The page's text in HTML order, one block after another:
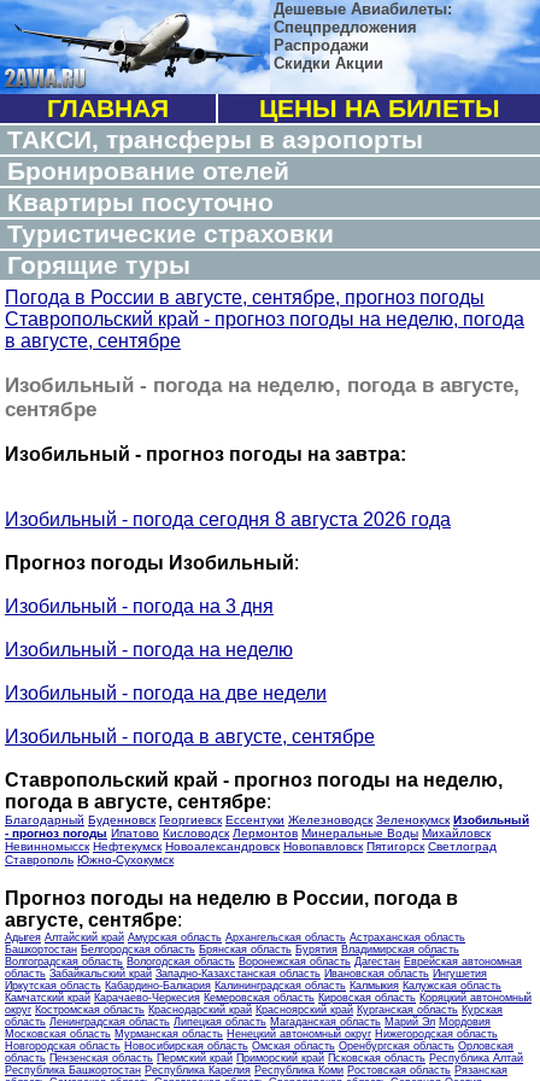
Дешевые Авиабилеты:
Спецпредложения
Распродажи
Скидки Акции
ГЛАВНАЯ
ЦЕНЫ НА БИЛЕТЫ
ТАКСИ, трансферы в аэропорты
Бронирование отелей
Квартиры посуточно
Туристические страховки
Горящие туры
Погода в России в августе, сентябре, прогноз погоды
Ставропольский край - прогноз погоды на неделю, погода
в августе, сентябре
Изобильный - погода на неделю, погода в августе,
сентябре
Изобильный - прогноз погоды на завтра:
Изобильный - погода сегодня 8 августа 2026 года
Прогноз погоды Изобильный:
Изобильный - погода на 3 дня
Изобильный - погода на неделю
Изобильный - погода на две недели
Изобильный - погода в августе, сентябре
Ставропольский край - прогноз погоды на неделю,
погода в августе, сентябре:
Благодарный Буденновск Георгиевск Ессентуки Железноводск Зеленокумск Изобильный
- прогноз погоды Ипатово Кисловодск Лермонтов Минеральные Воды Михайловск
Невинномысск Нефтекумск Новоалександровск Новопавловск Пятигорск Светлоград
Ставрополь Южно-Сухокумск
Прогноз погоды на неделю в России, погода в
августе, сентябре:
Адыгея Алтайский край Амурская область Архангельская область Астраханская область
Башкортостан Белгородская область Брянская область Бурятия Владимирская область
Волгоградская область Вологодская область Воронежская область Дагестан Еврейская автономная
область Забайкальский край Западно-Казахстанская область Ивановская область Ингушетия
Иркутская область Кабардино-Балкария Калининградская область Калмыкия Калужская область
Камчатский край Карачаево-Черкесия Кемеровская область Кировская область Коряцкий автономный
округ Костромская область Краснодарский край Красноярский край Курганская область Курская
область Ленинградская область Липецкая область Магаданская область Марий Эл Мордовия
Московская область Мурманская область Ненецкий автономный округ Нижегородская область
Новгородская область Новосибирская область Омская область Оренбургская область Орловская
область Пензенская область Пермский край Приморский край Псковская область Республика Алтай
Республика Башкортостан Республика Карелия Республика Коми Ростовская область Рязанская